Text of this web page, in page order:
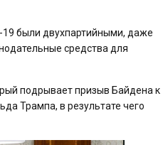
19 были двухпартийными, даже
средства для
подрывает призыв Байдена к
Трампа, в результате чего